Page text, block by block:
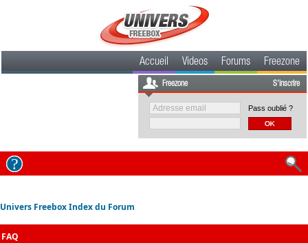
Accueil Videos Forums Freezone
Freezone S'inscrire
Pass oublié ?
Univers Freebox Index du Forum
FAQ